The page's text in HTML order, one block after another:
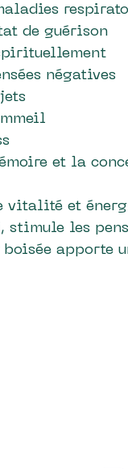
de guérison
négatives
et la
vitalité et
stimule les
boisée apporte